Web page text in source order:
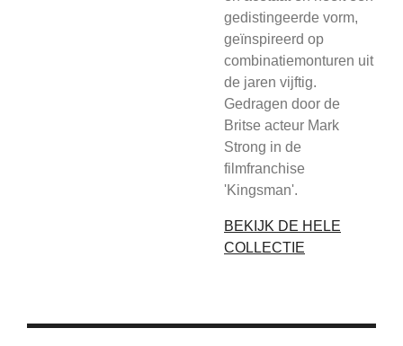
gedistingeerde vorm,
geïnspireerd op
combinatiemonturen uit
de jaren vijftig.
Gedragen door de
Britse acteur Mark
Strong in de
filmfranchise
'Kingsman'.
BEKIJK DE HELE
COLLECTIE